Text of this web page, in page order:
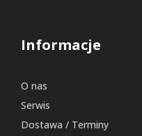
Informacje
O nas
Serwis
Dostawa / Terminy